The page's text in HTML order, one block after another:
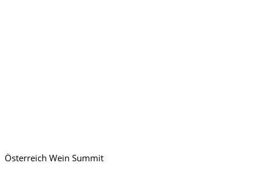
Österreich Wein Summit